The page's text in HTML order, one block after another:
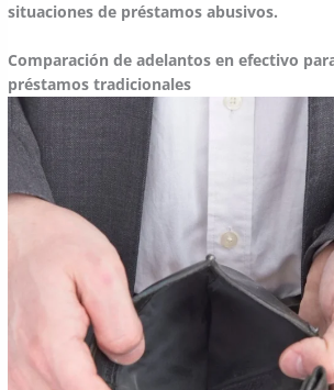
situaciones de préstamos abusivos.
Comparación de adelantos en efectivo
préstamos tradicionales